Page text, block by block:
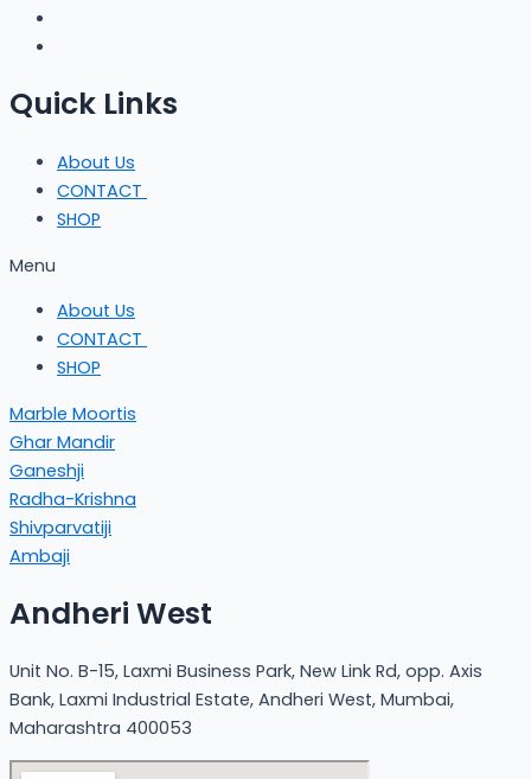
Quick Links
About Us
CONTACT
SHOP
Menu
About Us
CONTACT
SHOP
Marble Moortis
Ghar Mandir
Ganeshji
Radha-Krishna
Shivparvatiji
Ambaji
Andheri West
Unit No. B-15, Laxmi Business Park, New Link Rd, opp. Axis
Bank, Laxmi Industrial Estate, Andheri West, Mumbai,
Maharashtra 400053